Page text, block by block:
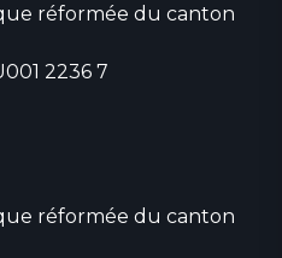
réformée du canton
2236 7
réformée du canton